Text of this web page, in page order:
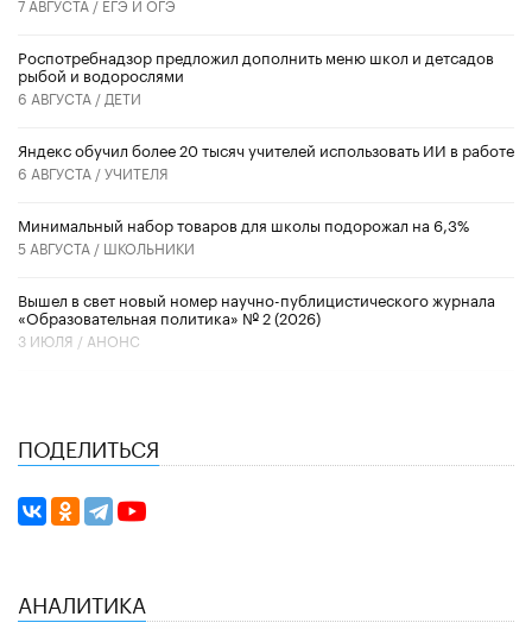
Роспотребнадзор предложил дополнить меню школ и детсадов
рыбой и водорослями
6 АВГУСТА / ДЕТИ
​Яндекс обучил более 20 тысяч учителей использовать ИИ в работе
6 АВГУСТА /УЧИТЕЛЯ
Минимальный набор товаров для школы подорожал на 6,3%
5 АВГУСТА / ШКОЛЬНИКИ
Вышел в свет новый номер научно-публицистического журнала
«Образовательная политика» № 2 (2026)
3 ИЮЛЯ / АНОНС
ПОДЕЛИТЬСЯ
АНАЛИТИКА